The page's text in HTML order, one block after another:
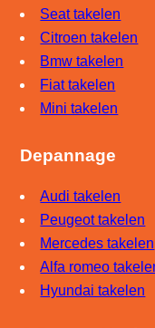
Seat takelen
Citroen takelen
Bmw takelen
Fiat takelen
Mini takelen
Depannage
Audi takelen
Peugeot takelen
Mercedes takelen
Alfa romeo
Hyundai takelen